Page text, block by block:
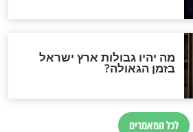
הדינים וביטול